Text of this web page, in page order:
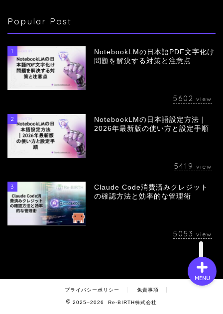
Popular Post
1
NotebookLMの日本語PDF文字化け
問題を解決する対策と注意点
5602 view
2
NotebookLMの日本語設定方法｜
2026年最新版の使い方と設定手順
5419 view
3
Claude Code消費済みクレジット
の確認方法と効率的な管理術
5053 view
プライバシーポリシー 免責事項
2025–2026 Re-BIRTH株式会社
MENU
会社概要
採用情報